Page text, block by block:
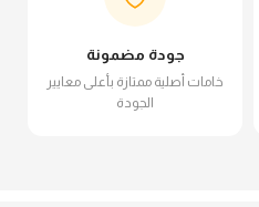
جودة مضمونة
خامات أصلية ممتازة بأعلى معايير
الجودة